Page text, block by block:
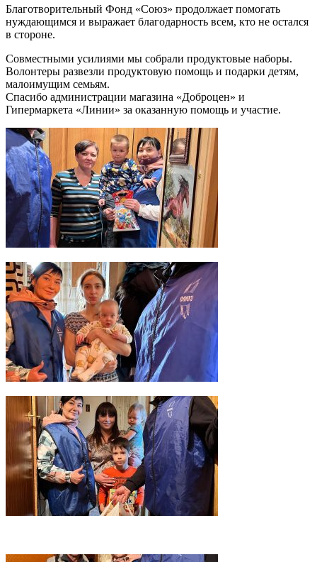
Благотворительный Фонд «Союз» продолжает помогать
нуждающимся и выражает благодарность всем, кто не остался
в стороне.
Совместными усилиями мы собрали продуктовые наборы.
Волонтеры развезли продуктовую помощь и подарки детям,
малоимущим семьям.
Спасибо администрации магазина «Доброцен» и
Гипермаркета «Линии» за оказанную помощь и участие.